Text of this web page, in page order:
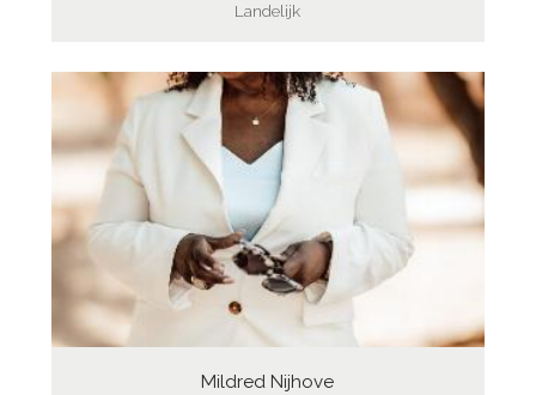
Landelijk
Mildred Nijhove